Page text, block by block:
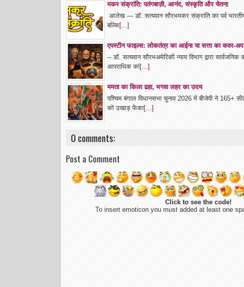
मकर संक्रांति: पतंगबाज़ी, आनंद, संस्कृति और चेतना
आलेख — डॉ. सत्यवान सौरभमकर संक्रांति का पर्व
बल्कि[...]
एपस्टीन फाइल्स: लोकतंत्र का आईना या सत्ता का कवर-
-- डॉ. सत्यवान सौरभअमेरिकी न्याय विभाग द्वारा
आपराधिक कां[...]
ममता का किला ढहा, भगवा लहर का उदय
पश्चिम बंगाल विधानसभा चुनाव 2026 में बीजेपी ने 165+
को उखाड़ फेंका[...]
0 comments:
Post a Comment
Click to see the code!
To insert emoticon you must added at least one